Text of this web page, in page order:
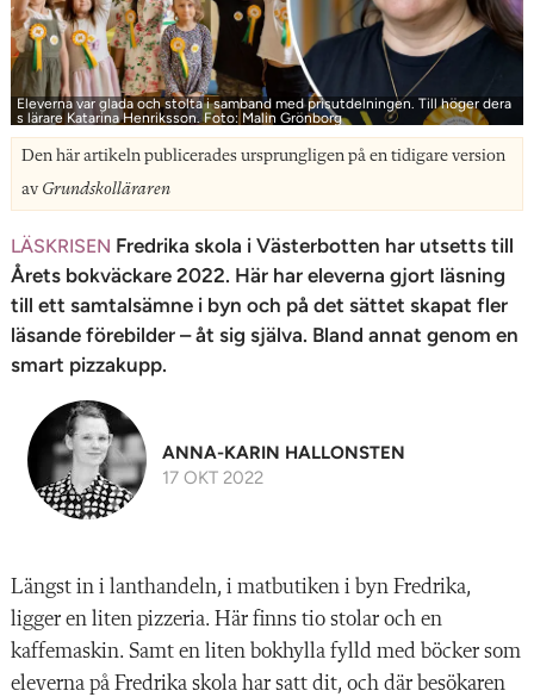
Eleverna var glada och stolta i samband med prisutdelningen. Till höger dera
s lärare Katarina Henriksson. Foto: Malin Grönborg
Den här artikeln publicerades ursprungligen på en tidigare version
av Grundskolläraren
LÄSKRISEN Fredrika skola i Västerbotten har utsetts till
Årets bokväckare 2022. Här har eleverna gjort läsning
till ett samtalsämne i byn och på det sättet skapat fler
läsande förebilder – åt sig själva. Bland annat genom en
smart pizzakupp.
ANNA-KARIN HALLONSTEN
17 OKT 2022
Längst in i lant­handeln, i matbutiken i byn Fredrika,
ligger en liten pizzeria. Här finns tio stolar och en
kaffemaskin. Samt en liten bokhylla fylld med böcker som
eleverna på Fredrika skola har satt dit, och där besökaren